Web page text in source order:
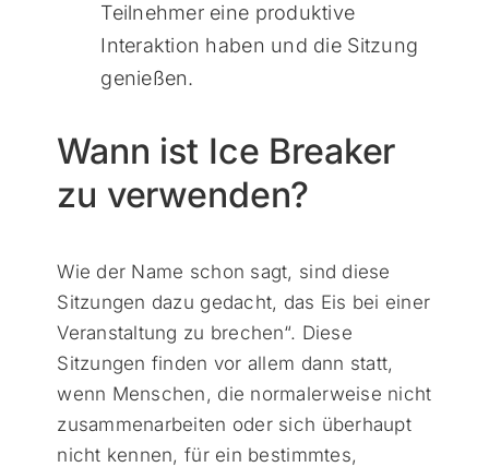
Teilnehmer eine produktive
Interaktion haben und die Sitzung
genießen.
Wann ist Ice Breaker
zu verwenden?
Wie der Name schon sagt, sind diese
Sitzungen dazu gedacht, das Eis bei einer
Veranstaltung zu brechen“. Diese
Sitzungen finden vor allem dann statt,
wenn Menschen, die normalerweise nicht
zusammenarbeiten oder sich überhaupt
nicht kennen, für ein bestimmtes,